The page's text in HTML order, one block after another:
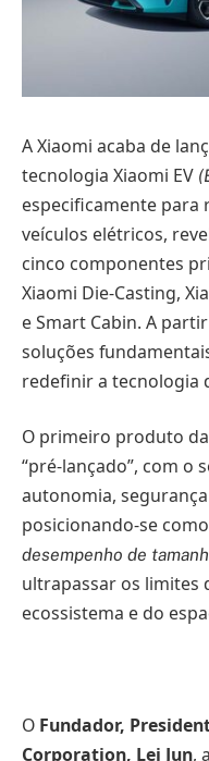
A Xiaomi acaba de
tecnologia Xiaomi EV
especificamente para
veículos elétricos,
cinco componentes
Xiaomi Die-Casting,
e Smart Cabin. A
soluções
redefinir a tecnologia
O primeiro produto da
“pré-lançado”, com o
autonomia,
posicionando-se
desempenho de
ultrapassar os limites
ecossistema e do
O Fundador,
Corporation, Lei Jun,